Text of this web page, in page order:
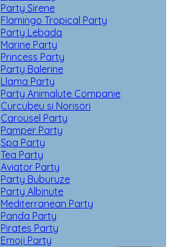
Party Sirene
Flamingo Tropical Party
Party Lebada
Marine Party
Princess Party
Party Balerine
Llama Party
Party Animalute Companie
Curcubeu si Norisori
Carousel Party
Pamper Party
Spa Party
Tea Party
Aviator Party
Party Buburuze
Party Albinute
Mediterranean Party
Panda Party
Pirates Party
Emoji Party